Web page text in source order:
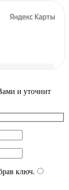
и уточнит
ключ.